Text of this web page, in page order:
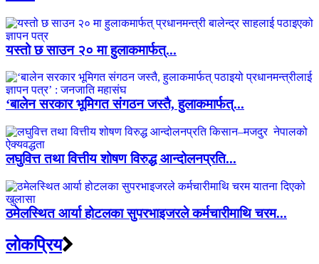
यस्तो छ साउन २० मा हुलाकमार्फत्...
‘बालेन सरकार भूमिगत संगठन जस्तै, हुलाकमार्फत्...
लघुवित्त तथा वित्तीय शोषण विरुद्ध आन्दोलनप्रति...
ठमेलस्थित आर्या होटलका सुपरभाइजरले कर्मचारीमाथि चरम...
लाेकप्रिय